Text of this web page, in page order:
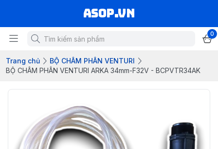
asop.vn
0
Trang chủ
BỘ CHÂM PHÂN VENTURI
BỘ CHÂM PHÂN VENTURI ARKA 34mm-F32V - BCPVTR34AK